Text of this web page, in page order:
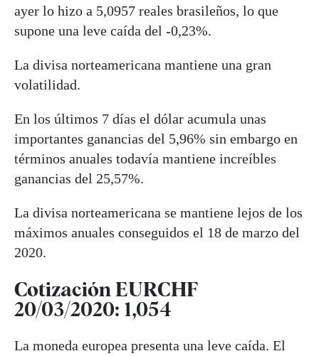
ayer lo hizo a 5,0957 reales brasileños, lo que
supone una leve caída del -0,23%.
La divisa norteamericana mantiene una gran
volatilidad.
En los últimos 7 días el dólar acumula unas
importantes ganancias del 5,96% sin embargo en
términos anuales todavía mantiene increíbles
ganancias del 25,57%.
La divisa norteamericana se mantiene lejos de los
máximos anuales conseguidos el 18 de marzo del
2020.
Cotización EURCHF
20/03/2020: 1,054
La moneda europea presenta una leve caída. El